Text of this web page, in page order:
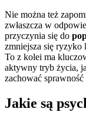
Nie można też
zwłaszcza w
przyczynia się do
zmniejsza się ryzyko
To z kolei ma
aktywny tryb życia,
zachować sprawność
Jakie są